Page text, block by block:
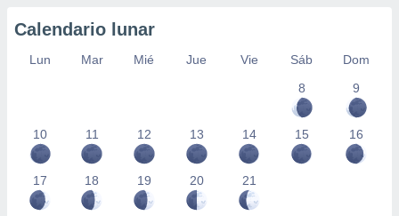
Calendario lunar
Lun Mar Mié Jue Vie Sáb
Dom
8
9
10 11 12 13 14 15 16
17 18 19 20 21